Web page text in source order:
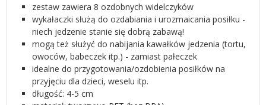
zestaw zawiera 8 ozdobnych widelczyków
wykałaczki służą do ozdabiania i urozmaicania posiłku -
niech jedzenie stanie się dobrą zabawą!
mogą też służyć do nabijania kawałków jedzenia (tortu,
owoców, babeczek itp.) - zamiast pałeczek
idealne do przygotowania/ozdobienia posiłków na
przyjęciu dla dzieci, weselu itp.
długość: 4-5 cm